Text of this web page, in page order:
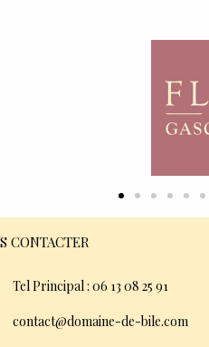
CONTACTER
Tel Principal : 06 13 08 25 91
contact@domaine-de-bile.com